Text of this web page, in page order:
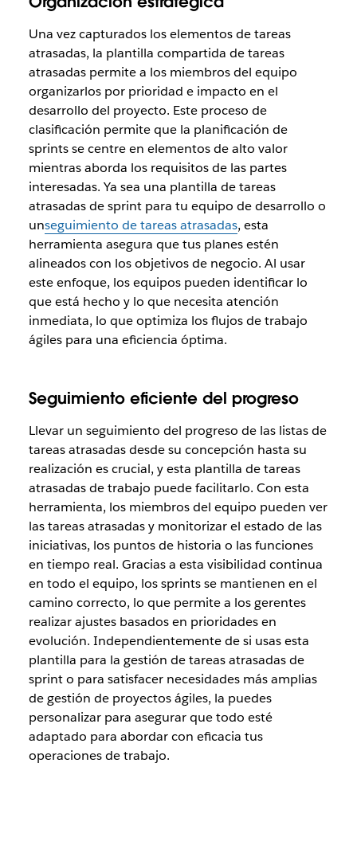
Una vez capturados los elementos de tareas
atrasadas, la plantilla compartida de tareas
atrasadas permite a los miembros del equipo
organizarlos por prioridad e impacto en el
desarrollo del proyecto. Este proceso de
clasificación permite que la planificación de
sprints se centre en elementos de alto valor
mientras aborda los requisitos de las partes
interesadas. Ya sea una plantilla de tareas
atrasadas de sprint para tu equipo de desarrollo o
unseguimiento de tareas atrasadas, esta
herramienta asegura que tus planes estén
alineados con los objetivos de negocio. Al usar
este enfoque, los equipos pueden identificar lo
que está hecho y lo que necesita atención
inmediata, lo que optimiza los flujos de trabajo
ágiles para una eficiencia óptima.
Seguimiento eficiente del progreso
Llevar un seguimiento del progreso de las listas de
tareas atrasadas desde su concepción hasta su
realización es crucial, y esta plantilla de tareas
atrasadas de trabajo puedefacilitarlo. Con esta
herramienta, los miembros del equipo pueden ver
las tareas atrasadas y monitorizar el estado de las
iniciativas, los puntos de historia o las funciones
en tiempo real. Gracias a esta visibilidad continua
en todo el equipo, los sprints se mantienen en el
camino correcto, lo que permite a los gerentes
realizar ajustes basados en prioridades en
evolución. Independientemente de si usas esta
plantilla para la gestión de tareas atrasadas de
sprint o para satisfacer necesidades más amplias
de gestión de proyectos ágiles, la puedes
personalizar para asegurar que todo esté
adaptado para abordar con eficacia tus
operaciones de trabajo.